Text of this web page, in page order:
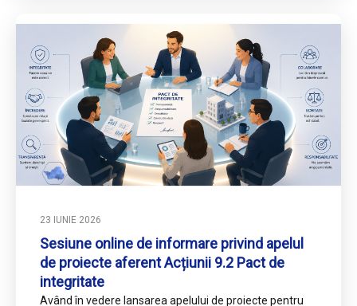
23 IUNIE 2026
Sesiune online de informare privind apelul
de proiecte aferent Acțiunii 9.2 Pact de
integritate
Având în vedere lansarea apelului de proiecte pentru